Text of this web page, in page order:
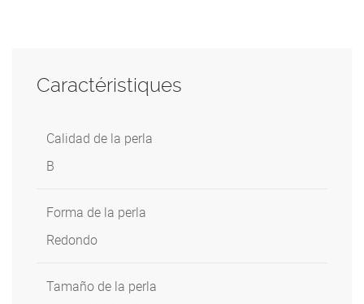
Caractéristiques
Calidad de la perla
B
Forma de la perla
Redondo
Tamaño de la perla